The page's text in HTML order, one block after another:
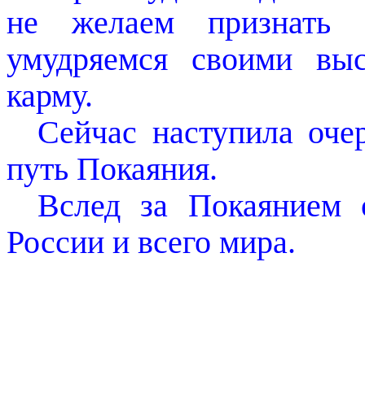
не желаем
умудряемся своими
карму.
Сейчас наступила
путь Покаяния.
Вслед за Покаянием
России и всего мира.